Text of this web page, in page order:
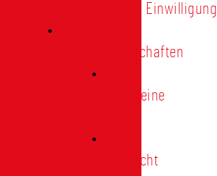
Einwilligung
Tischgemeinschaften
Allgemeine
Übersicht